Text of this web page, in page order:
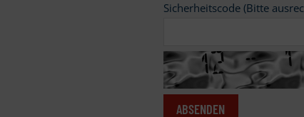
Sicherheitscode (Bitte